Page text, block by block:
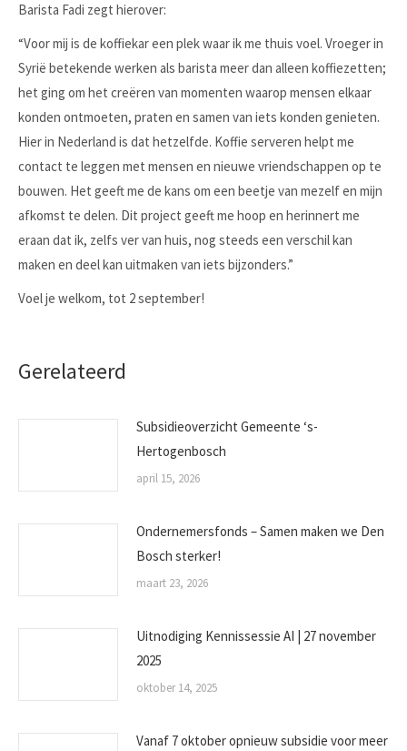
Barista Fadi zegt hierover:
“Voor mij is de koffiekar een plek waar ik me thuis voel. Vroeger in
Syrië betekende werken als barista meer dan alleen koffiezetten;
het ging om het creëren van momenten waarop mensen elkaar
konden ontmoeten, praten en samen van iets konden genieten.
Hier in Nederland is dat hetzelfde. Koffie serveren helpt me
contact te leggen met mensen en nieuwe vriendschappen op te
bouwen. Het geeft me de kans om een beetje van mezelf en mijn
afkomst te delen. Dit project geeft me hoop en herinnert me
eraan dat ik, zelfs ver van huis, nog steeds een verschil kan
maken en deel kan uitmaken van iets bijzonders.”
Voel je welkom, tot 2 september!
Gerelateerd
Subsidieoverzicht Gemeente ‘s-
Hertogenbosch
april 15, 2026
Ondernemersfonds – Samen maken we Den
Bosch sterker!
maart 23, 2026
Uitnodiging Kennissessie AI | 27 november
2025
oktober 14, 2025
Vanaf 7 oktober opnieuw subsidie voor meer